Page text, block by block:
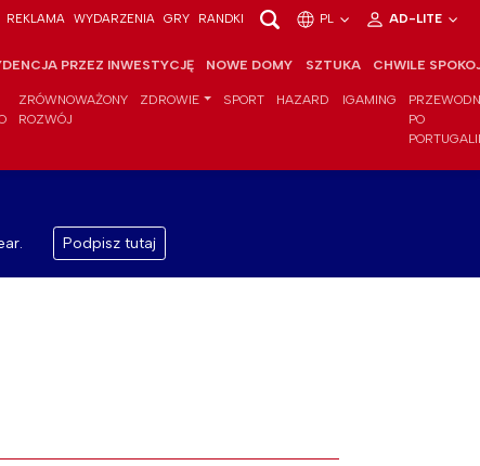
REKLAMA WYDARZENIA GRY RANDKI PL AD-LITE
PRZEZ INWESTYCJĘ NOWE DOMY SZTUKA CHWILE
ZRÓWNOWAŻONY
ROZWÓJ
ZDROWIE SPORT HAZARD IGAMING
PO
PORTUGALII
Podpisz tutaj